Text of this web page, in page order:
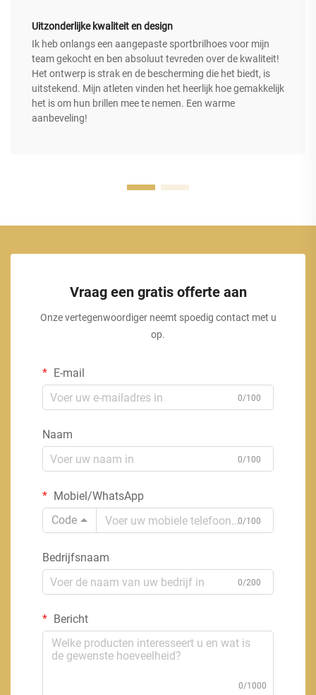
Uitzonderlijke kwaliteit en design
Ik heb onlangs een aangepaste sportbrilhoes voor mijn
team gekocht en ben absoluut tevreden over de kwaliteit!
Het ontwerp is strak en de bescherming die het biedt, is
uitstekend. Mijn atleten vinden het heerlijk hoe gemakkelijk
het is om hun brillen mee te nemen. Een warme
aanbeveling!
Vraag een gratis offerte aan
Onze vertegenwoordiger neemt spoedig contact met u
op.
E-mail
0/100
Naam
0/100
Mobiel/WhatsApp
Code
0/100
Bedrijfsnaam
0/200
Bericht
0/1000